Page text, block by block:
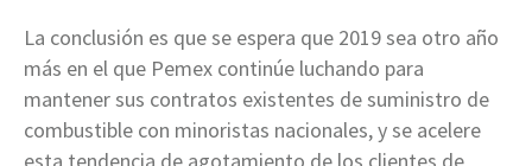
La conclusión es que se espera que 2019 sea otro año
más en el que Pemex continúe luchando para
mantener sus contratos existentes de suministro de
combustible con minoristas nacionales, y se acelere
esta tendencia de agotamiento de los clientes de